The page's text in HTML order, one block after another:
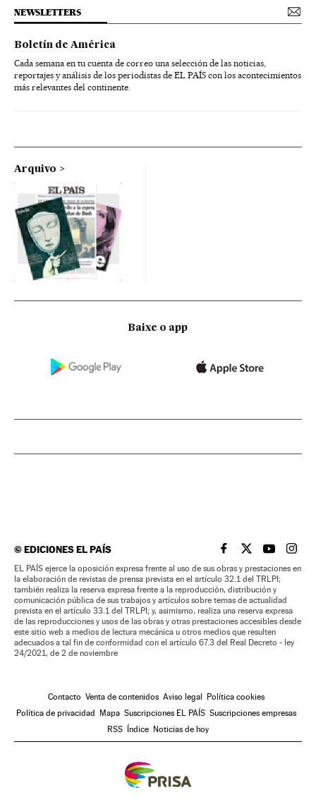
NEWSLETTERS
Boletín de América
Cada semana en tu cuenta de correo una selección de las noticias,
reportajes y análisis de los periodistas de EL PAÍS con los acontecimientos
más relevantes del continente.
Arquivo
Baixe o app
©EDICIONES EL PAÍS EL PAÍS BRASIL EN
EL PAÍSEL PAÍS
EL
EL PAÍS ejerce la oposición expresa frente al uso de sus obras y prestaciones en
la elaboración de revistas de prensa prevista en el artículo 32.1 del TRLPI;
también realiza la reserva expresa frente a la reproducción, distribución y
comunicación pública de sus trabajos y artículos sobre temas de actualidad
prevista en el artículo 33.1 del TRLPI; y, asimismo, realiza una reserva expresa
de las reproducciones y usos de las obras y otras prestaciones accesibles desde
este sitio web a medios de lectura mecánica u otros medios que resulten
adecuados a tal fin de conformidad con el artículo 67.3 del Real Decreto - ley
24/2021, de 2 de noviembre
Contacto Venta de contenidos Aviso legal Política cookies
Política de privacidad Mapa Suscripciones EL PAÍS Suscripciones empresas
RSS Índice Noticias de hoy